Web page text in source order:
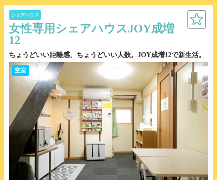
シェアハウス
女性専用シェアハウスJOY成増
12
ちょうどいい距離感、ちょうどいい人数。JOY成増12で新生活。
空室